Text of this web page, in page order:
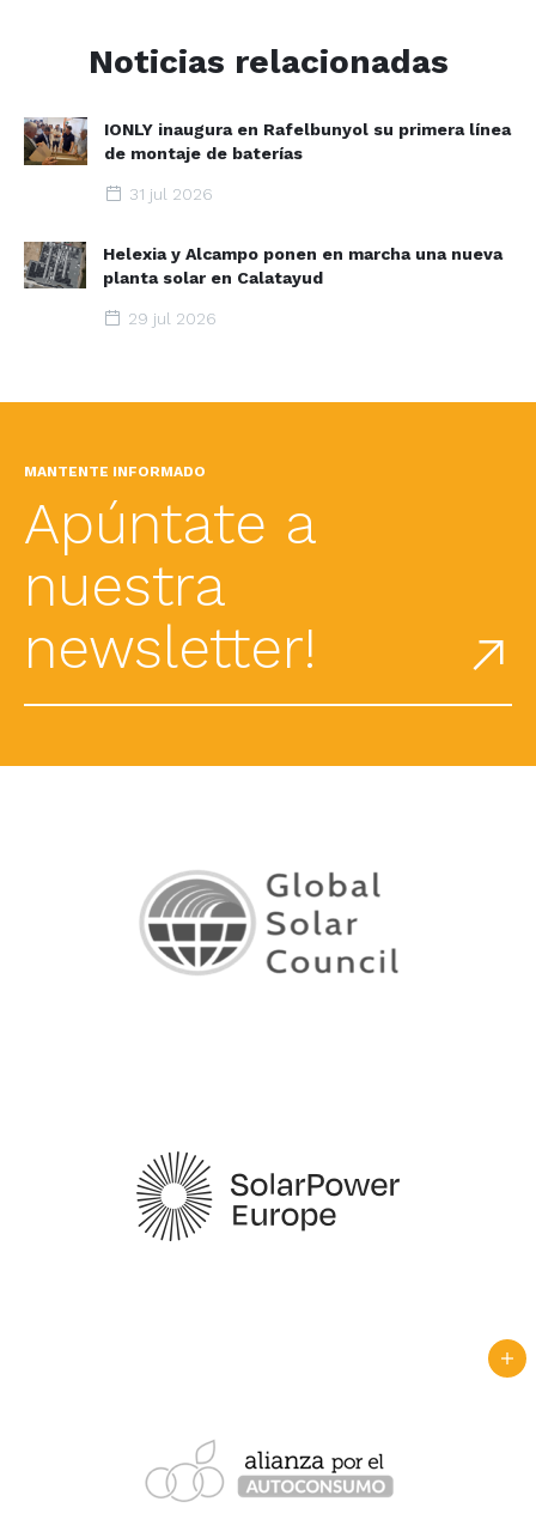
Noticias relacionadas
IONLY inaugura en Rafelbunyol su primera línea
de montaje de baterías
31 jul 2026
Helexia y Alcampo ponen en marcha una nueva
planta solar en Calatayud
29 jul 2026
MANTENTE INFORMADO
Apúntate a
nuestra
newsletter!